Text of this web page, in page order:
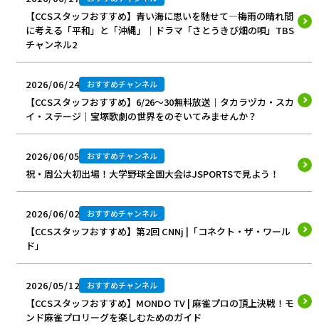
【CCSスタッフおすすめ】青い海に思いを馳せて―梅雨の晴れ間
に考える「平和」と「沖縄」｜ドラマ「さとうきび畑の唄」TBS
チャンネル2
2026/06/24 おすすめチャンネル
【CCSスタッフおすすめ】6/26～30無料放送｜タカラヅカ・スカ
イ・ステージ｜宝塚歌劇の世界をのぞいてみませんか？
2026/06/05 おすすめチャンネル
祝・周公大初出場！大学野球全国大会はJSPORTSで見よう！
2026/06/02 おすすめチャンネル
【CCSスタッフおすすめ】第2回 CNNj |「コネクト・ザ・ワール
ド」
2026/05/12 おすすめチャンネル
【CCSスタッフおすすめ】MONDO TV | 麻雀プロの頂上決戦！モ
ンド麻雀プロリーグを楽しむためのガイド